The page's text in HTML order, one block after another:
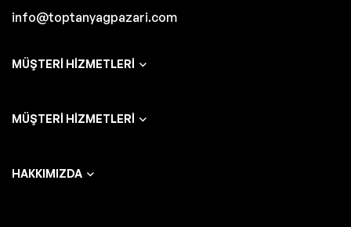
info@toptanyagpazari.com
MÜŞTERI HIZMETLERI
MÜŞTERI HIZMETLERI
HAKKIMIZDA